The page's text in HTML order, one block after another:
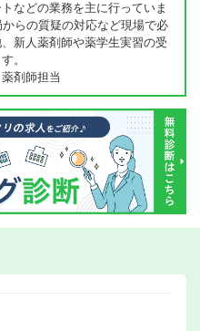
などの業務を主に行っていま
らの質疑の対応など現場で必
新人薬剤師や薬学生実習の受
。
剤師担当